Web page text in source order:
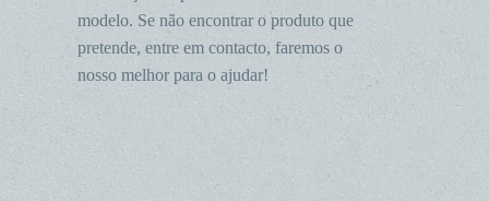
modelo. Se não encontrar o produto que
pretende, entre em contacto, faremos o
nosso melhor para o ajudar!